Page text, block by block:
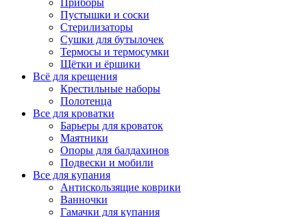
Приборы
Пустышки и соски
Стерилизаторы
Сушки для бутылочек
Термосы и термосумки
Щётки и ёршики
Всё для крещения
Крестильные наборы
Полотенца
Все для кроватки
Барьеры для кроваток
Маятники
Опоры для балдахинов
Подвески и мобили
Все для купания
Антискользящие коврики
Ванночки
Гамачки для купания